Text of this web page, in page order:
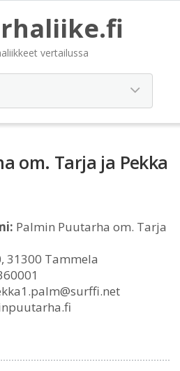
vertailussa
om. Tarja ja Pekka
Palmin Puutarha om. Tarja
31300 Tammela